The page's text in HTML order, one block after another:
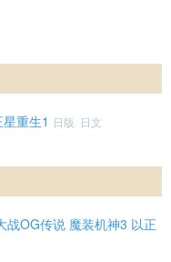
重生1 日版 日文
战OG传说 魔装机神3 以正